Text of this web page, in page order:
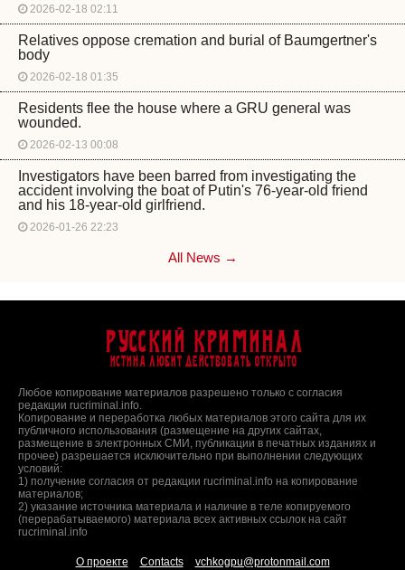
2026-02-18 02:11
Relatives oppose cremation and burial of Baumgertner's
body
2026-02-18 01:35
Residents flee the house where a GRU general was
wounded.
2026-02-13 00:08
Investigators have been barred from investigating the
accident involving the boat of Putin's 76-year-old friend
and his 18-year-old girlfriend.
2026-01-26 22:23
All News →
Русский Криминал
Истина любит действовать открыто
Любое копирование материалов разрешено только с согласия
редакции rucriminal.info.
Копирование и переработка любых материалов этого сайта для их
публичного использования (размещение на других сайтах,
размещение в электронных СМИ, публикации в печатных изданиях и
прочее) разрешается исключительно при выполнении следующих
условий:
1) получение согласия от редакции rucriminal.info на копирование
материалов;
2) указание источника материала и наличие в теле копируемого
(перерабатываемого) материала всех активных ссылок на сайт
rucriminal.info
О проекте Contacts vchkogpu@protonmail.com